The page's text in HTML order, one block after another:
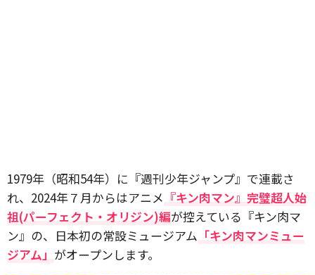
1979年（昭和54年）に『週刊少年ジャンプ』で連載さ
れ、2024年７月からはアニメ 『キン肉マン』完璧超人始
祖(パーフェクト・オリジン)編が控えている『キン肉マ
ン』の、日本初の常設ミュージアム 「キン肉マンミュー
ジアム」 がオープンします。